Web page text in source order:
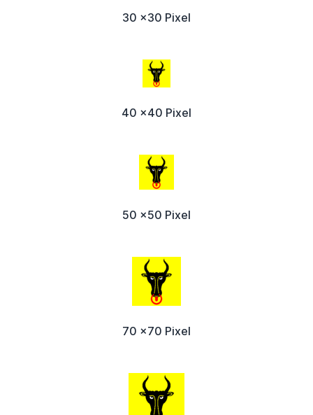
30 x30 Pixel
40 x40 Pixel
50 x50 Pixel
70 x70 Pixel